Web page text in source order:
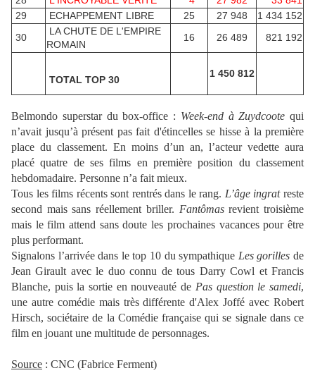
29
ECHAPPEMENT LIBRE 25 27 948
1 434 152
30
LA CHUTE DE L'EMPIRE
ROMAIN
16 26 489 821 192
TOTAL TOP 30
1 450 812
Belmondo superstar du box-office : Week-end à Zuydcoote qui
n’avait jusqu’à présent pas fait d'étincelles se hisse à la première
place du classement. En moins d’un an, l’acteur vedette aura
placé quatre de ses films en première position du classement
hebdomadaire. Personne n’a fait mieux.
Tous les films récents sont rentrés dans le rang. L’âge ingratreste
second mais sans réellement briller. Fantômasrevient troisième
mais le film attend sans doute les prochaines vacances pour être
plus performant.
Signalons l’arrivée dans le top 10 du sympathique Les gorilles de
Jean Girault avec le duo connu de tous Darry Cowl et Francis
Blanche, puis la sortie en nouveauté de Pas question le samedi,
une autre comédie mais très différente d'Alex Joffé avec Robert
Hirsch, sociétaire de la Comédie française qui se signale dans ce
film en jouant une multitude de personnages.
Source : CNC (Fabrice Ferment)